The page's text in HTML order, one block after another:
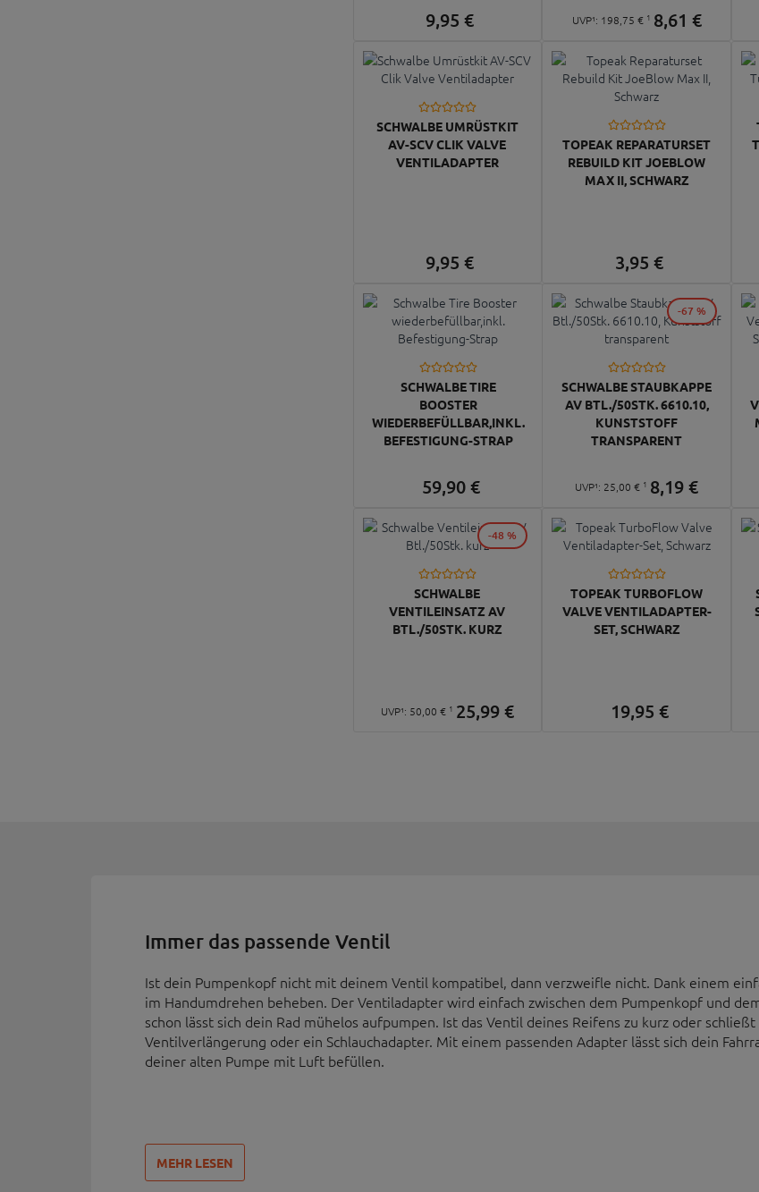
9,95 € UVP¹: 198, 75 € 1 8,61 €
SCHWALBE UMRÜSTKIT
AV-SCV CLIK VALVE
VENTILADAPTER
9,95 €
TOPEAK REPARATURSET
REBUILD KIT JOEBLOW
MAX II, SCHWARZ
3,95 €
SCHWALBE TIRE
BOOSTER
WIEDERBEFÜLLBAR,INKL.
BEFESTIGUNG-STRAP
59,90 €
SCHWALBE STAUBKAPPE
AV BTL./50STK. 6610.10,
KUNSTSTOFF
TRANSPARENT
UVP¹: 25,00 € 1 8,19 €
-67 %
SCHWALBE
VENTILEINSATZ AV
BTL./50STK. KURZ
UVP¹: 50, 00 € 1 25,99€
-48 %
TOPEAK TURBOFLOW
VALVE VENTILADAPTER-
SET, SCHWARZ
19,95 €
Immer das passende Ventil
Ist dein Pumpenkopf nicht mit deinem Ventil kompatibel, dann verzweifle nicht. Dank einem
im Handumdrehen beheben. Der Ventiladapter wird einfach zwischen dem Pumpenkopf und
schon lässt sich dein Rad mühelos aufpumpen. Ist das Ventil deines Reifens zu kurz oder
Ventilverlängerung oder ein Schlauchadapter. Mit einem passenden Adapter lässt sich dein
deiner alten Pumpe mit Luft befüllen.
MEHR LESEN